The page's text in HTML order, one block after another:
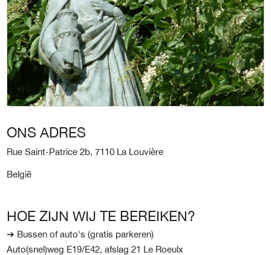
ONS ADRES
Rue Saint-Patrice 2b, 7110 La Louvière
België
HOE ZIJN WIJ TE BEREIKEN?
➔ Bussen of auto's (gratis parkeren)
Auto(snel)weg E19/E42, afslag 21 Le Roeulx